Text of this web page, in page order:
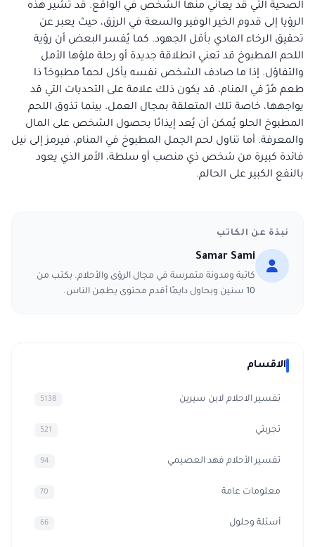
الصحية التي قد يعاني منها الشخص في الواقع. قد تشير هذه
الرؤيا إلى قدوم الخير الوفير والسعة في الرزق، حيث يعبر عن
تحقيق الرخاء المادي بأقل الجهود. كما يُفسر البعض أن رؤية
اللحم المطبوخ قد تعني انطلاقة جديدة أو رحلة ملؤها الأمل
والتفاؤل. إذا ما صادف الشخص نفسه يأكل لحماً مطبوخاً ذا
طعم مُرّ في المنام، قد يكون ذلك علامة على التحديات التي قد
يواجهها، خاصة تلك المتعلقة بمجال العمل. بينما تذوق اللحم
المطبوخ الحلو يُمكن أن يُعد إيذانًا بحصول الشخص على المال
والمعرفة. أما تناول لحم الجمل المطبوخ في المنام، فيرمز إلى نيل
فائدة كبيرة من شخص ذي منصب أو سلطة، الأمر الذي يعود
بالنفع الكبير على الحالم.
نبذة عن الكاتب
Samar Sami
كاتبة ومدونة متمرسة في مجال الرؤى والأحلام. بكتب من
10 سنين وبحاول دايمًا أقدم محتوى يطمن الناس.
الاقسام
تفسير الاحلام لابن سيرين 5138
تجربتي 521
تفسير الأحلام فهد العصيمي 94
معلومات عامة 70
أسئلة وحلول 66